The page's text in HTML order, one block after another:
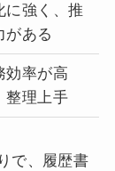
に強く、推
がある
効率が高
整理上手
で、履歴書